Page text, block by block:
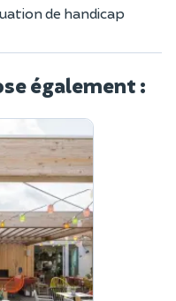
de handicap
également :